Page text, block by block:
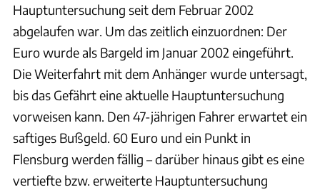
Hauptuntersuchung seit dem Februar 2002
abgelaufen war. Um das zeitlich einzuordnen: Der
Euro wurde als Bargeld im Januar 2002 eingeführt.
Die Weiterfahrt mit dem Anhänger wurde untersagt,
bis das Gefährt eine aktuelle Hauptuntersuchung
vorweisen kann. Den 47-jährigen Fahrer erwartet ein
saftiges Bußgeld. 60 Euro und ein Punkt in
Flensburg werden fällig – darüber hinaus gibt es eine
vertiefte bzw. erweiterte Hauptuntersuchung